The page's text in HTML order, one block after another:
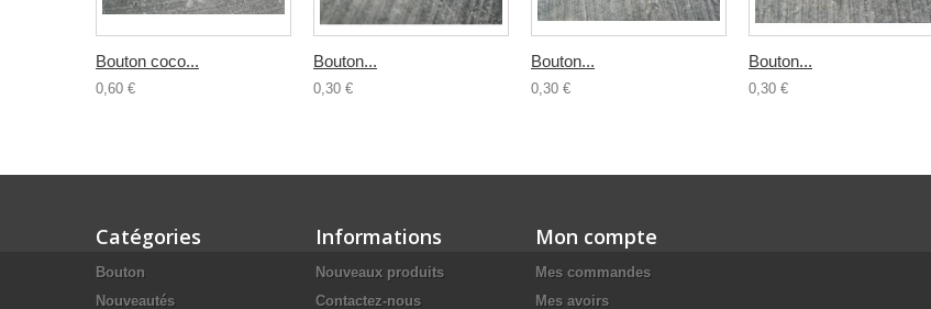
Bouton coco...
0,60 €
Bouton...
0,30 €
Bouton...
0,30 €
Bouton...
0,30 €
Catégories
Bouton
Nouveautés
Informations
Nouveaux produits
Contactez-nous
Mon compte
Mes commandes
Mes avoirs